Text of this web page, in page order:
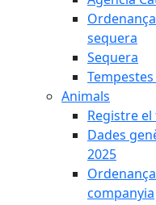
sequera
Sequera
Animals
Registre
Dades
2025
companyia